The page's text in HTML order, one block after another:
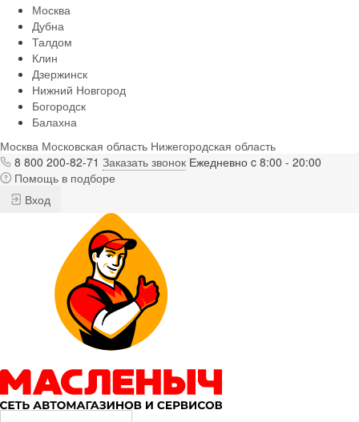
Москва
Дубна
Талдом
Клин
Дзержинск
Нижний Новгород
Богородск
Балахна
Москва Московская область Нижегородская область
8 800 200-82-71 Заказать звонок Ежедневно c 8:00 - 20:00
Помощь в подборе
Вход